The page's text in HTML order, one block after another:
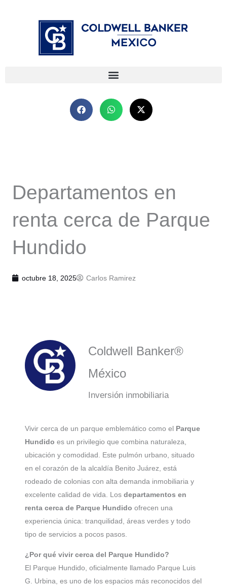
Departamentos en
renta cerca de Parque
Hundido
octubre 18, 2025 Carlos Ramirez
Coldwell Banker®
México
Inversión inmobiliaria
Vivir cerca de un parque emblemático como el Parque
Hundido es un privilegio que combina naturaleza,
ubicación y comodidad. Este pulmón urbano, situado
en el corazón de la alcaldía Benito Juárez, está
rodeado de colonias con alta demanda inmobiliaria y
excelente calidad de vida. Los departamentos en
renta cerca de Parque Hundido ofrecen una
experiencia única: tranquilidad, áreas verdes y todo
tipo de servicios a pocos pasos.
¿Por qué vivir cerca del Parque Hundido?
El Parque Hundido, oficialmente llamado Parque Luis
G. Urbina, es uno de los espacios más reconocidos del